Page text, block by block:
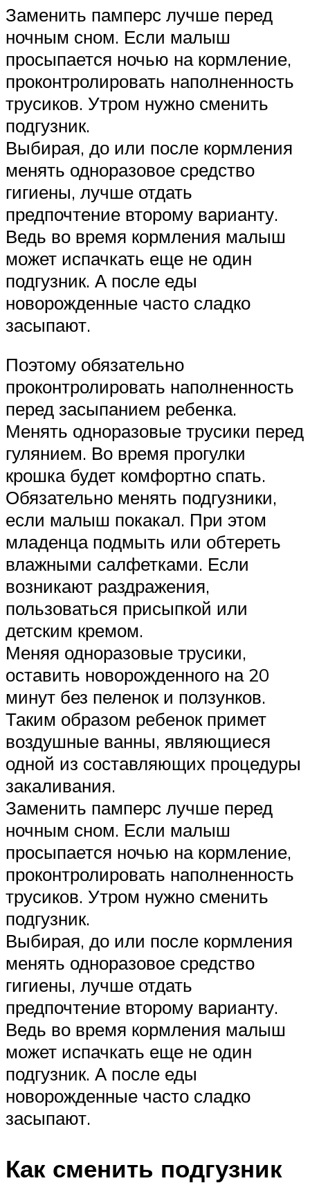
Заменить памперс лучше перед
ночным сном. Если малыш
просыпается ночью на кормление,
проконтролировать наполненность
трусиков. Утром нужно сменить
подгузник.
Выбирая, до или после кормления
менять одноразовое средство
гигиены, лучше отдать
предпочтение второму варианту.
Ведь во время кормления малыш
может испачкать еще не один
подгузник. А после еды
новорожденные часто сладко
засыпают.
Поэтому обязательно
проконтролировать наполненность
перед засыпанием ребенка.
Менять одноразовые трусики перед
гулянием. Во время прогулки
крошка будет комфортно спать.
Обязательно менять подгузники,
если малыш покакал. При этом
младенца подмыть или обтереть
влажными салфетками. Если
возникают раздражения,
пользоваться присыпкой или
детским кремом.
Меняя одноразовые трусики,
оставить новорожденного на 20
минут без пеленок и ползунков.
Таким образом ребенок примет
воздушные ванны, являющиеся
одной из составляющих процедуры
закаливания.
Заменить памперс лучше перед
ночным сном. Если малыш
просыпается ночью на кормление,
проконтролировать наполненность
трусиков. Утром нужно сменить
подгузник.
Выбирая, до или после кормления
менять одноразовое средство
гигиены, лучше отдать
предпочтение второму варианту.
Ведь во время кормления малыш
может испачкать еще не один
подгузник. А после еды
новорожденные часто сладко
засыпают.
Как сменить подгузник